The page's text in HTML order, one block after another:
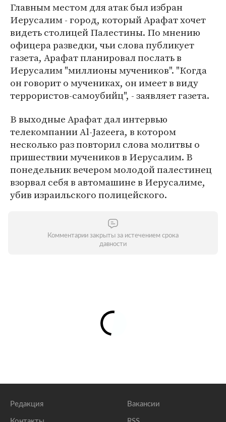
Главным местом для атак был избран
Иерусалим - город, который Арафат хочет
видеть столицей Палестины. По мнению
офицера разведки, чьи слова публикует
газета, Арафат планировал послать в
Иерусалим "миллионы мучеников". "Когда
он говорит о мучениках, он имеет в виду
террористов-самоубийц", - заявляет газета.
В выходные Арафат дал интервью
телекомпании Al-Jazeera, в котором
несколько раз повторил слова молитвы о
пришествии мучеников в Иерусалим. В
понедельник вечером молодой палестинец
взорвал себя в автомашине в Иерусалиме,
убив израильского полицейского.
Комментарии закрыты за истечением срока
давности
Редакция Вакансии